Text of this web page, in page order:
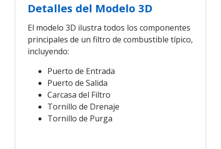
Detalles del Modelo 3D
El modelo 3D ilustra todos los componentes
principales de un filtro de combustible típico,
incluyendo:
Puerto de Entrada
Puerto de Salida
Carcasa del Filtro
Tornillo de Drenaje
Tornillo de Purga